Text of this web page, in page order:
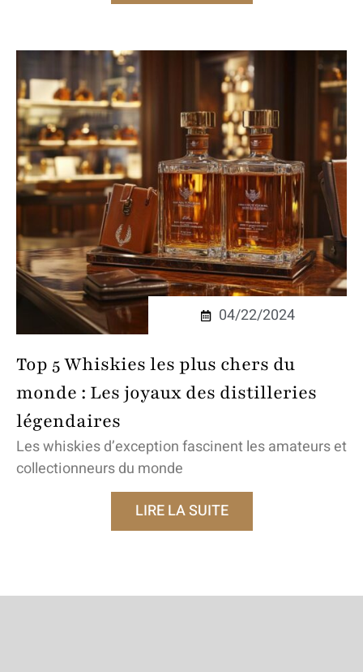
04/22/2024
Top 5 Whiskies les plus chers du
monde : Les joyaux des distilleries
légendaires
Les whiskies d’exception fascinent les amateurs et
collectionneurs du monde
LIRE LA SUITE